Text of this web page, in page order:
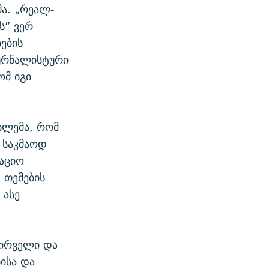
„რეალ-
ვერ
იგი
რომ
და
და